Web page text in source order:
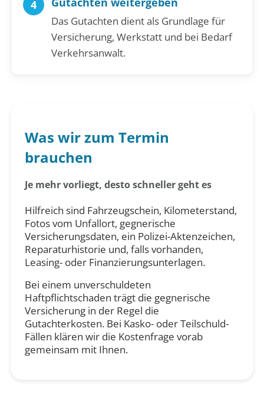
Das Gutachten dient als Grundlage für
Versicherung, Werkstatt und bei Bedarf
Verkehrsanwalt.
Was wir zum Termin
brauchen
Je mehr vorliegt, desto schneller geht es
Hilfreich sind Fahrzeugschein, Kilometerstand,
Fotos vom Unfallort, gegnerische
Versicherungsdaten, ein Polizei-Aktenzeichen,
Reparaturhistorie und, falls vorhanden,
Leasing- oder Finanzierungsunterlagen.
Bei einem unverschuldeten
Haftpflichtschaden trägt die gegnerische
Versicherung in der Regel die
Gutachterkosten. Bei Kasko- oder Teilschuld-
Fällen klären wir die Kostenfrage vorab
gemeinsam mit Ihnen.